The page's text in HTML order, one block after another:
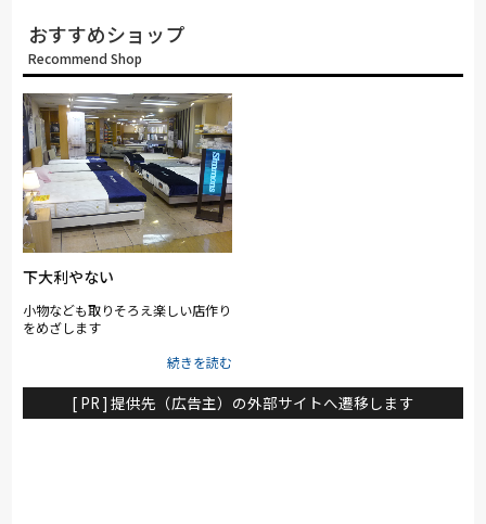
おすすめショップ
Recommend Shop
下大利やない
小物なども取りそろえ楽しい店作り
をめざします
[ PR ] 提供先（広告主）の外部サイトへ遷移します